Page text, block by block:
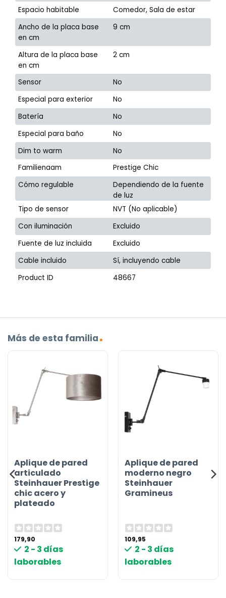
Espacio habitable
Comedor, Sala de estar
Ancho de la placa base
en cm
9 cm
Altura de la placa base
en cm
2 cm
Sensor
No
Especial para exterior
No
Batería
No
Especial para baño
No
Dim to warm
No
Familienaam
Prestige Chic
Cómo regulable
Dependiendo de la fuente
de luz
Tipo de sensor
NVT (No aplicable)
Con iluminación
Excluido
Fuente de luz incluida
Excluido
Cable incluido
Sí, incluyendo cable
Product ID
48667
Más de esta familia
Aplique de pared
articulado
Steinhauer Prestige
chic acero y
plateado
179,90
2 - 3 días
laborables
Aplique de pared
moderno negro
Steinhauer
Gramineus
109,95
2 - 3 días
laborables